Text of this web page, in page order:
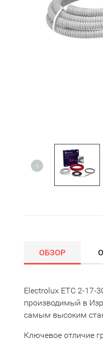
ОБЗОР
Electrolux ETC 2-17-
производимый в
самым высоким
Ключевое отличие